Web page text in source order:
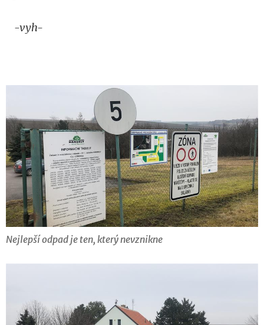
-vyh-
Nejlepší odpad je ten, který nevznikne